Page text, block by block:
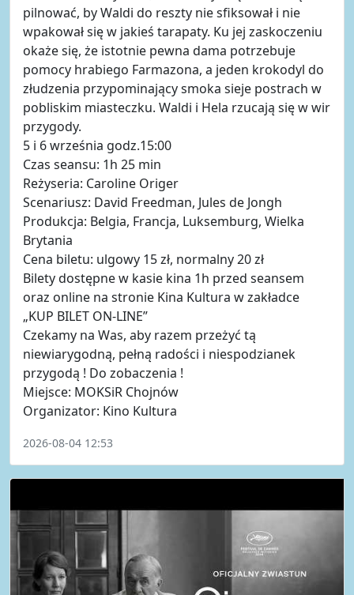
pilnować, by Waldi do reszty nie sfiksował i nie
wpakował się w jakieś tarapaty. Ku jej zaskoczeniu
okaże się, że istotnie pewna dama potrzebuje
pomocy hrabiego Farmazona, a jeden krokodyl do
złudzenia przypominający smoka sieje postrach w
pobliskim miasteczku. Waldi i Hela rzucają się w wir
przygody.
5 i 6 września godz.15:00
Czas seansu: 1h 25 min
Reżyseria: Caroline Origer
Scenariusz: David Freedman, Jules de Jongh
Produkcja: Belgia, Francja, Luksemburg, Wielka
Brytania
Cena biletu: ulgowy 15 zł, normalny 20 zł
Bilety dostępne w kasie kina 1h przed seansem
oraz online na stronie Kina Kultura w zakładce
„KUP BILET ON-LINE”
Czekamy na Was, aby razem przeżyć tą
niewiarygodną, pełną radości i niespodzianek
przygodą ! Do zobaczenia !
Miejsce: MOKSiR Chojnów
Organizator: Kino Kultura
2026-08-04 12:53